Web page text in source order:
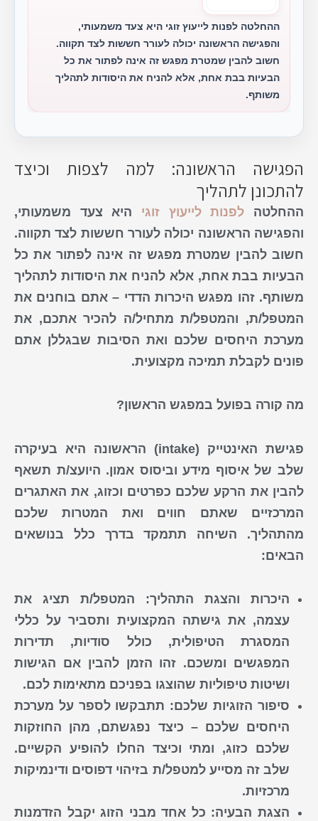
ההחלטה לפנות לייעוץ זוגי היא צעד משמעותי,
והפגישה הראשונה יכולה לעורר חששות לצד תקווה.
חשוב להבין שמטרת מפגש זה אינה לפתור את כל
הבעיות בבת אחת, אלא להניח את היסודות לתהליך
משותף.
הפגישה הראשונה: למה לצפות וכיצד
להתכונן לתהליך
ההחלטה לפנות לייעוץ זוגי היא צעד משמעותי,
והפגישה הראשונה יכולה לעורר חששות לצד תקווה.
חשוב להבין שמטרת מפגש זה אינה לפתור את כל
הבעיות בבת אחת, אלא להניח את היסודות לתהליך
משותף. זהו מפגש היכרות הדדי – אתם בוחנים את
המטפל/ת, והמטפל/ת מתחיל/ה להכיר אתכם, את
מערכת היחסים שלכם ואת הסיבות שבגללן אתם
פונים לקבלת תמיכה מקצועית.
מה קורה בפועל במפגש הראשון?
פגישת האינטייק (intake) הראשונה היא בעיקרה
שלב של איסוף מידע וביסוס אמון. היועצ/ת תשאף
להבין את הרקע שלכם כפרטים וכזוג, את האתגרים
המרכזיים שאתם חווים ואת המטרות שלכם
מהתהליך. השיחה תתמקד בדרך כלל בנושאים
הבאים:
היכרות והצגת התהליך: המטפל/ת תציג את
עצמה, את גישתה המקצועית ותסביר על כללי
המסגרת הטיפולית, כולל סודיות, תדירות
המפגשים ומשכם. זהו הזמן להבין אם הגישות
ושיטות טיפוליות שהוצגו בפניכם מתאימות לכם.
סיפור הזוגיות שלכם: תתבקשו לספר על מערכת
היחסים שלכם – כיצד נפגשתם, מהן החוזקות
שלכם כזוג, ומתי וכיצד החלו להופיע הקשיים.
שלב זה מסייע למטפל/ת בזיהוי דפוסים ודינמיקות
מרכזיות.
הצגת הבעיה: כל אחד מבני הזוג יקבל הזדמנות